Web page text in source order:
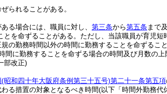
られることがある。
る場合には、職員に対し、 第三条から第五条 まで
を命ずることがある。 ただし、当該職員が育児
の勤務時間以外の時間に勤務することを命ずること
間に勤務することを命ずる場合の時間及び月数の
部改正)
(昭和四十年大阪府条例第三十五号)第二十一条第五項
る措置の対象となるべき時間(以下「時間外勤務代